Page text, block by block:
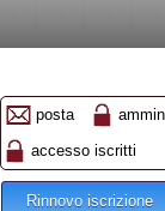
posta
accesso iscritti
Rinnovo iscrizione